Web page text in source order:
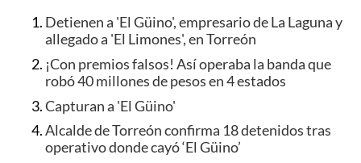
Detienen a 'El Güino', empresario de La Laguna y
allegado a 'El Limones', en Torreón
¡Con premios falsos! Así operaba la banda que
robó 40 millones de pesos en 4 estados
Capturan a 'El Güino'
Alcalde de Torreón confirma 18 detenidos tras
operativo donde cayó ‘El Güino’